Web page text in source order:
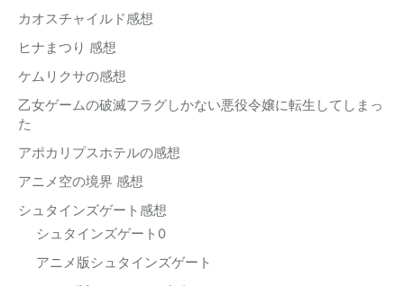
カオスチャイルド感想
ヒナまつり 感想
ケムリクサの感想
乙女ゲームの破滅フラグしかない悪役令嬢に転生してしまっ
た
アポカリプスホテルの感想
アニメ空の境界 感想
シュタインズゲート感想
シュタインズゲート0
アニメ版シュタインズゲート